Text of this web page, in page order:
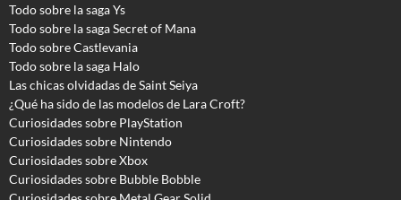
Todo sobre la saga Ys
Todo sobre la saga Secret of Mana
Todo sobre Castlevania
Todo sobre la saga Halo
Las chicas olvidadas de Saint Seiya
¿Qué ha sido de las modelos de Lara Croft?
Curiosidades sobre PlayStation
Curiosidades sobre Nintendo
Curiosidades sobre Xbox
Curiosidades sobre Bubble Bobble